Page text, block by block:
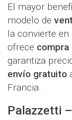
El mayor
modelo de
la convierte
ofrece
garantiza
envío gratuito
Francia.
Palazzetti